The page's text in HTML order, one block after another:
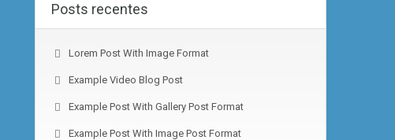
Posts recentes
Lorem Post With Image Format
Example Video Blog Post
Example Post With Gallery Post Format
Example Post With Image Post Format